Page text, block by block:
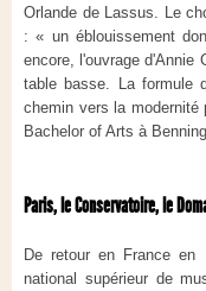
Orlande de Lassus. Le
: « un éblouissement
encore, l'ouvrage
table basse. La formule
chemin vers la
Bachelor of Arts à
Paris, le Conservatoire, le
De retour en France en
national supérieur de